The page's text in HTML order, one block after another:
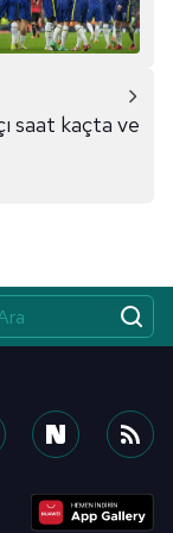
yönelik
amaçlarıyla
alan panel
detaylı bilgi
uyarınca
ve sitemizde
ilgili bilgi
saat kaçta ve